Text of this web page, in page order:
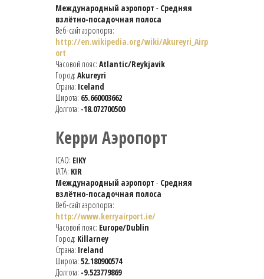
Международный аэропорт - Средняя
взлётно-посадочная полоса
Веб-сайт аэропорта:
http://en.wikipedia.org/wiki/Akureyri_Airp
ort
Часовой пояс: Atlantic/Reykjavik
Город: Akureyri
Страна: Iceland
Широта: 65.660003662
Долгота: -18.072700500
Керри Аэропорт
ICAO: EIKY
IATA: KIR
Международный аэропорт - Средняя
взлётно-посадочная полоса
Веб-сайт аэропорта:
http://www.kerryairport.ie/
Часовой пояс: Europe/Dublin
Город: Killarney
Страна: Ireland
Широта: 52.180900574
Долгота: -9.523779869